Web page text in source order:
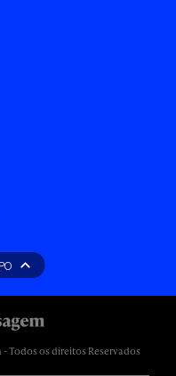
- Todos os direitos Reservados